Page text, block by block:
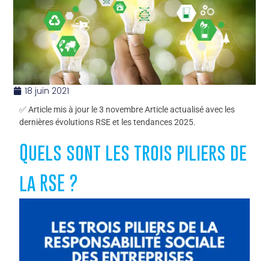
18 juin 2021
✅ Article mis à jour le 3 novembre Article actualisé avec les
dernières évolutions RSE et les tendances 2025.
Quels sont les trois piliers de
la RSE ?